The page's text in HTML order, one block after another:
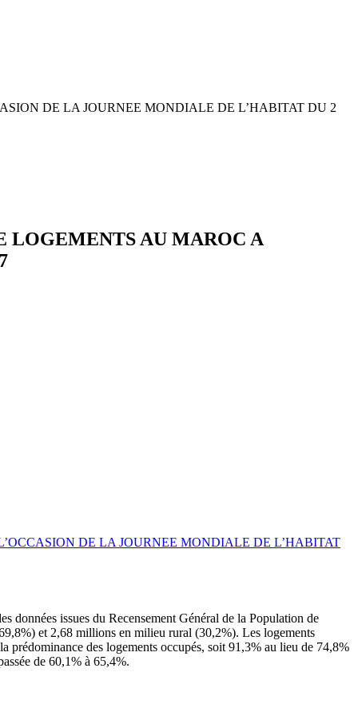
DE LA JOURNEE MONDIALE DE L’HABITAT DU 2
LOGEMENTS AU MAROC A
DE LA JOURNEE MONDIALE DE L’HABITAT
données issues du Recensement Général de la Population de
et 2,68 millions en milieu rural (30,2%). Les logements
prédominance des logements occupés, soit 91,3% au lieu de 74,8%
de 60,1% à 65,4%.